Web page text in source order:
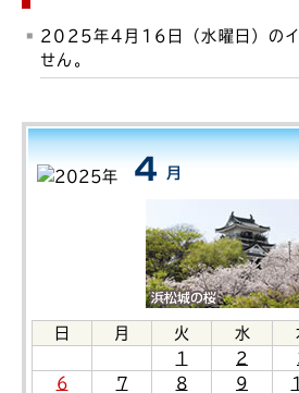
日 月 火 水
1
2
6
7 8 9
2025年4月16日（水曜日）のイ
せん。